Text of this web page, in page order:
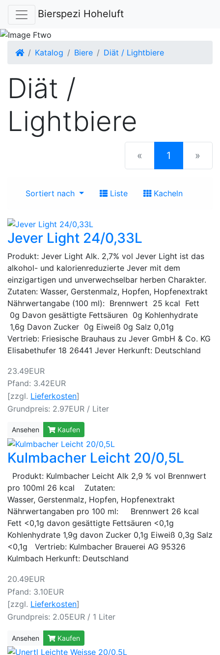
Bierspezi Hoheluft
Startseite
Katalog Biere Diät / Lightbiere
Diät /
Lightbiere
« 1 (current)
»
Sortiert nach Liste Kacheln
Jever Light 24/0,33L
Produkt: Jever Light Alk. 2,7% vol Jever Light ist das
alkohol- und kalorienreduzierte Jever mit dem
einzigartigen und unverwechselbar herben Charakter.
Zutaten: Wasser, Gerstenmalz, Hopfen, Hopfenextrakt
Nährwertangabe (100 ml): Brennwert 25 kcal Fett
0g Davon gesättigte Fettsäuren 0g Kohlenhydrate
1,6g Davon Zucker 0g Eiweiß 0g Salz 0,01g
Vertrieb: Friesische Brauhaus zu Jever GmbH & Co. KG
Elisabethufer 18 26441 Jever Herkunft: Deutschland
23.49EUR
Pfand: 3.42EUR
[zzgl. Lieferkosten]
Grundpreis: 2.97EUR / Liter
Ansehen Kaufen
Kulmbacher Leicht 20/0,5L
Produkt: Kulmbacher Leicht Alk 2,9 % vol Brennwert
pro 100ml 26 kcal Zutaten:
Wasser, Gerstenmalz, Hopfen, Hopfenextrakt
Nährwertangaben pro 100 ml: Brennwert 26 kcal
Fett <0,1g davon gesättigte Fettsäuren <0,1g
Kohlenhydrate 1,9g davon Zucker 0,1g Eiweiß 0,3g Salz
<0,1g Vertrieb: Kulmbacher Brauerei AG 95326
Kulmbach Herkunft: Deutschland
20.49EUR
Pfand: 3.10EUR
[zzgl. Lieferkosten]
Grundpreis: 2.05EUR / 1 Liter
Ansehen Kaufen